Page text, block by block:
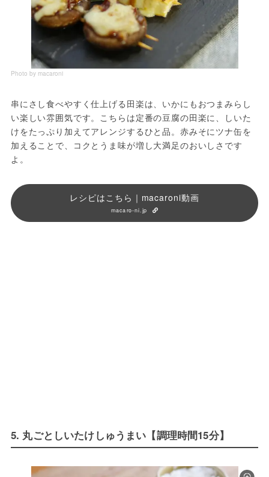
Photo by macaroni
串にさし食べやすく仕上げる田楽は、いかにもおつまみらし
い楽しい雰囲気です。こちらは定番の豆腐の田楽に、しいた
けをたっぷり加えてアレンジするひと品。赤みそにツナ缶を
加えることで、コクとうま味が増し大満足のおいしさです
よ。
レシピはこちら｜macaroni動画
macaro-ni.jp
5. 丸ごとしいたけしゅうまい【調理時間15分】